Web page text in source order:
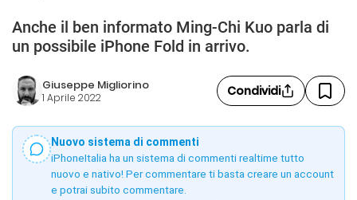
Anche il ben informato Ming-Chi Kuo parla di
un possibile iPhone Fold in arrivo.
Giuseppe Migliorino
1 Aprile 2022 Condividi
Nuovo sistema di commenti
iPhoneItalia ha un sistema di commenti realtime tutto
nuovo e nativo! Per commentare ti basta creare un account
e potrai subito commentare.